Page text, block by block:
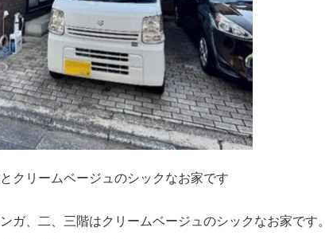
クリームベージュのシックなお家です
ガ、二、三階はクリームベージュのシックなお家です。